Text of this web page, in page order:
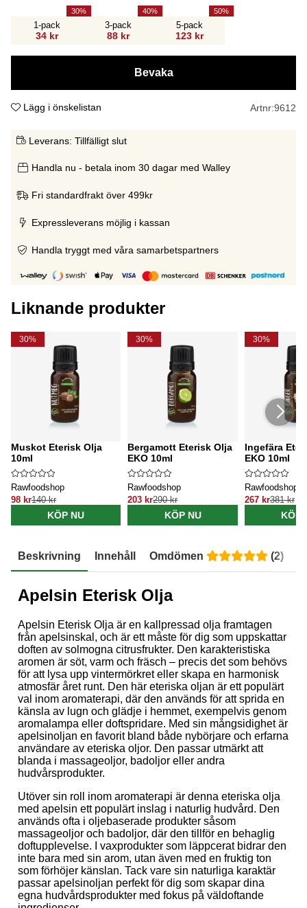
1-pack
34 kr
30
3-pack
88 kr
40
5-pack
123 kr
50
Bevaka
Lägg i önskelistan Artnr:9612
Leverans: Tillfälligt slut
Handla nu - betala inom 30 dagar med Walley
Fri standardfrakt över 499kr
Expressleverans möjlig i kassan
Handla tryggt med våra samarbetspartners
Liknande produkter
30%
Muskot Eterisk Olja
10ml
Rawfoodshop
98 kr140 kr
KÖP NU
30%
Bergamott Eterisk Olja
EKO 10ml
Rawfoodshop
203 kr290 kr
KÖP NU
30%
Ingefära
EKO 10ml
Rawfoodshop
267 kr381 kr
KÖP
Beskrivning Innehåll Omdömen (2)
Apelsin Eterisk Olja
Apelsin Eterisk Olja är en kallpressad olja framtagen
från apelsinskal, och är ett måste för dig som uppskattar
doften av solmogna citrusfrukter. Den karakteristiska
aromen är söt, varm och fräsch – precis det som behövs
för att lysa upp vintermörkret eller skapa en harmonisk
atmosfär året runt. Den här eteriska oljan är ett populärt
val inom aromaterapi, där den används för att sprida en
känsla av lugn och glädje i hemmet, exempelvis genom
aromalampa eller doftspridare. Med sin mångsidighet är
apelsinoljan en favorit bland både nybörjare och erfarna
användare av eteriska oljor. Den passar utmärkt att
blanda i massageoljor, badoljor eller andra
hudvårsprodukter.
Utöver sin roll inom aromaterapi är denna eteriska olja
med apelsin ett populärt inslag i naturlig hudvård. Den
används ofta i oljebaserade produkter såsom
massageoljor och badoljor, där den tillför en behaglig
doftupplevelse. I vaxprodukter som läppcerat bidrar den
inte bara med sin arom, utan även med en fruktig ton
som förhöjer känslan. Tack vare sin naturliga karaktär
passar apelsinoljan perfekt för dig som skapar dina
egna hudvårdsprodukter med fokus på väldoftande